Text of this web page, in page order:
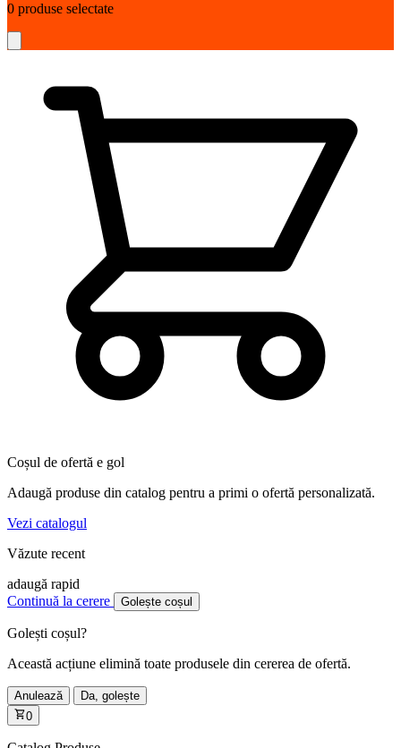
0 produse selectate
Coșul de ofertă e gol
Adaugă produse din catalog pentru a primi o ofertă personalizată.
Vezi catalogul
Văzute recent
adaugă rapid
Continuă la cerere
Golește coșul
Golești coșul?
Această acțiune elimină toate produsele din cererea de ofertă.
Anulează
Da, golește
0